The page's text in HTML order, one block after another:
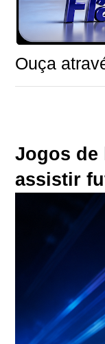
Ouça
Jogos de
assistir